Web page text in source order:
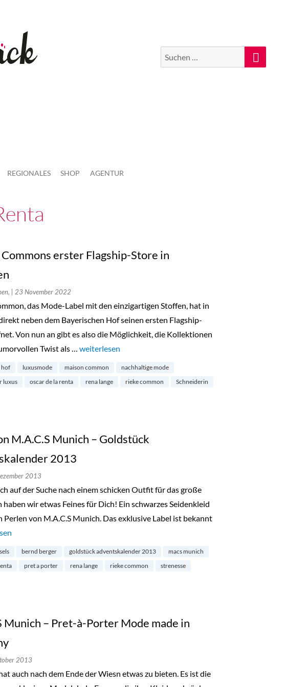
Suche
nach:
Suchen
REGIONALES SHOP AGENTUR
erster Flagship-Store in
| 23 November 2022
das Mode-Label mit den einzigartigen Stoffen, hat in
neben dem Bayerischen Hof seinen ersten Flagship-
Von nun an gibt es also die Möglichkeit, die Kollektionen
Twist als … „Maison Commons erster Flagship-Store in München“
weiterlesen
hof luxusmode maison common
nachhaltige mode
luxus
oscar de la renta rena lange rieke common Schneiderin
M.A.C.S Munich – Goldstück
2013
2013
auf der Suche nach einem schicken Outfit für das große
haben wir etwas Feines für Dich! Ein schwarzes Seidenkleid
Perlen von M.A.C.S Munich. Das exklusive Label ist bekannt
M.A.C.S Munich – Goldstück Adventskalender 2013“
bernd berger goldstück adventskalender 2013
macs munich
pret a porter rena lange rieke common strenesse
Munich – Pret-à-Porter Mode made in
2013
auch nach dem Ende der Wiesn etwas zu bieten. Es ist die